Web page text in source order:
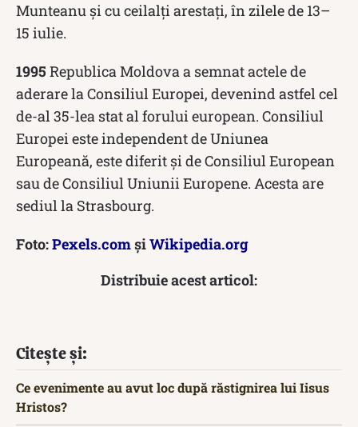
Munteanu și cu ceilalți arestați, în zilele de 13–
15 iulie.
1995 Republica Moldova a semnat actele de
aderare la Consiliul Europei, devenind astfel cel
de-al 35-lea stat al forului european. Consiliul
Europei este independent de Uniunea
Europeană, este diferit și de Consiliul European
sau de Consiliul Uniunii Europene. Acesta are
sediul la Strasbourg.
Foto:Pexels.comșiWikipedia.org
Distribuie acest articol:
Citește și:
Ce evenimente au avut loc după răstignirea lui Iisus
Hristos?